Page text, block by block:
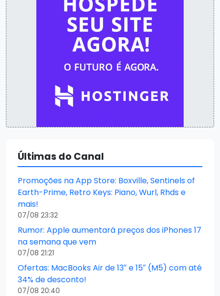
Últimas do Canal
Promoções na App Store: Boxville, Sentinels of
Earth-Prime, Retro Keys: Piano, Wurl, Rhds e
mais!
07/08 23:32
Rumor: Apple aumentará preços dos iPhones 17
na semana que vem
07/08 21:21
Ofertas: MacBooks Air de 13″ e 15″ (M5) com até
34% de desconto!
07/08 20:40